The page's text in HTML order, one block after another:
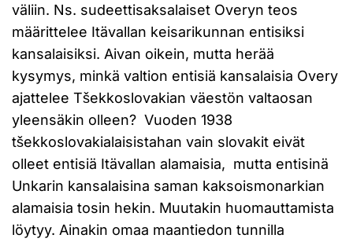
väliin. Ns. sudeettisaksalaiset Overyn teos
määrittelee Itävallan keisarikunnan entisiksi
kansalaisiksi. Aivan oikein, mutta herää
kysymys, minkä valtion entisiä kansalaisia Overy
ajattelee Tšekkoslovakian väestön valtaosan
yleensäkin olleen? Vuoden 1938
tšekkoslovakialaisistahan vain slovakit eivät
olleet entisiä Itävallan alamaisia, mutta entisinä
Unkarin kansalaisina saman kaksoismonarkian
alamaisia tosin hekin. Muutakin huomauttamista
löytyy. Ainakin omaa maantiedon tunnilla